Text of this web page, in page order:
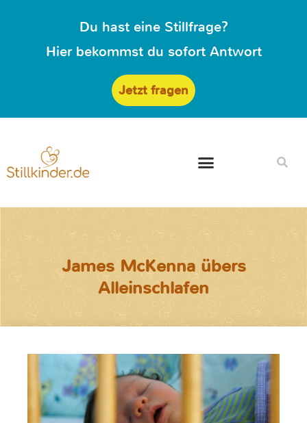
Du hast eine Stillfrage?
Hier bekommst du sofort Antwort
Jetzt fragen
James McKenna übers
Alleinschlafen